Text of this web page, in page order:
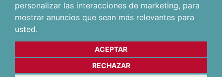
personalizar las interacciones de marketing, para
mostrar anuncios que sean más relevantes para
usted.
ACEPTAR
RECHAZAR